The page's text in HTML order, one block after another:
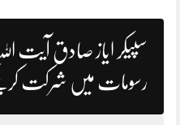
سپیکر ایاز صادق آیت
رسومات میں شرکت